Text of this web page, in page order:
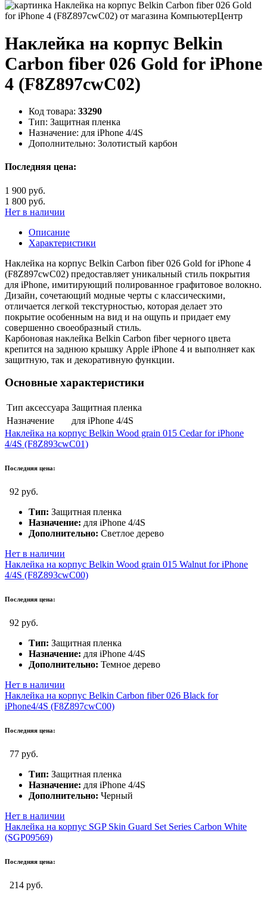
Наклейка на корпус Belkin
Carbon fiber 026 Gold for iPhone
4 (F8Z897cwC02)
Код товара: 33290
Тип: Защитная пленка
Назначение: для iPhone 4/4S
Дополнительно: Золотистый карбон
Последняя цена:
1 900 руб.
1 800 руб.
Нет в наличии
Описание
Характеристики
Наклейка на корпус Belkin Carbon fiber 026 Gold for iPhone 4
(F8Z897cwC02) предоставляет уникальный стиль покрытия
для iPhone, имитирующий полированное графитовое волокно.
Дизайн, сочетающий модные черты с классическими,
отличается легкой текстурностью, которая делает это
покрытие особенным на вид и на ощупь и придает ему
совершенно своеобразный стиль.
Карбоновая наклейка Belkin Carbon fiber черного цвета
крепится на заднюю крышку Apple iPhone 4 и выполняет как
защитную, так и декоративную функции.
Основные характеристики
Тип аксессуара Защитная пленка
Назначение
для iPhone 4/4S
Наклейка на корпус Belkin Wood grain 015 Cedar for iPhone
4/4S (F8Z893cwC01)
Последняя цена:
92 руб.
Тип: Защитная пленка
Назначение: для iPhone 4/4S
Дополнительно: Светлое дерево
Нет в наличии
Наклейка на корпус Belkin Wood grain 015 Walnut for iPhone
4/4S (F8Z893cwC00)
Последняя цена:
92 руб.
Тип: Защитная пленка
Назначение: для iPhone 4/4S
Дополнительно: Темное дерево
Нет в наличии
Наклейка на корпус Belkin Carbon fiber 026 Black for
iPhone4/4S (F8Z897cwC00)
Последняя цена:
77 руб.
Тип: Защитная пленка
Назначение: для iPhone 4/4S
Дополнительно: Черный
Нет в наличии
Наклейка на корпус SGP Skin Guard Set Series Carbon White
(SGP09569)
Последняя цена:
214 руб.